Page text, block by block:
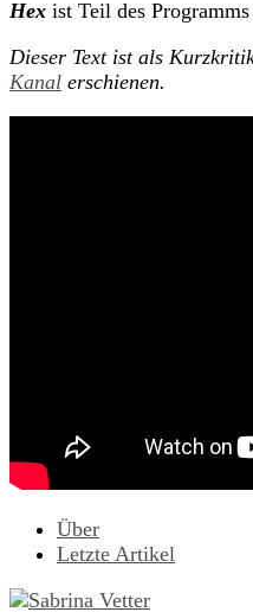
Hex ist Teil des
Dieser Text ist als
Kanal erschienen.
Über
Letzte Artikel